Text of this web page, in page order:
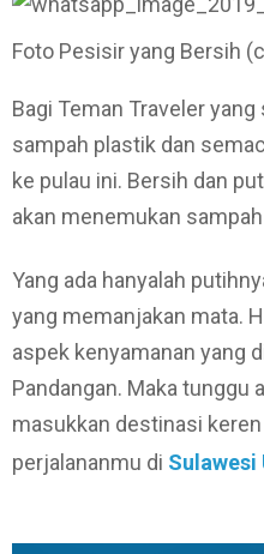
Foto Pesisir yang Bersih
Bagi Teman Traveler
sampah plastik dan
ke pulau ini. Bersih dan
akan menemukan
Yang ada hanyalah
yang memanjakan mata.
aspek kenyamanan yang
Pandangan. Maka tunggu
masukkan destinasi
perjalananmu di Sulawesi